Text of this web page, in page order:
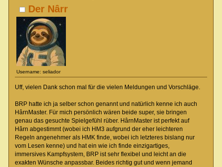
Der Nârr
Username: seliador
Uff, vielen Dank schon mal für die vielen Meldungen und Vorschläge.
BRP hatte ich ja selber schon genannt und natürlich kenne ich auch
HârnMaster. Für mich persönlich wären beide super, sie bringen
genau das gesuchte Spielgefühl rüber. HârnMaster ist perfekt auf
Hârn abgestimmt (wobei ich HM3 aufgrund der eher leichteren
Regeln angenehmer als HMK finde, wobei ich letzteres bislang nur
vom Lesen kenne) und hat ein wie ich finde einzigartiges,
immersives Kampfsystem, BRP ist sehr flexibel und leicht an die
exakten Wünsche anpassbar. Beides richtig gut und wenn jemand